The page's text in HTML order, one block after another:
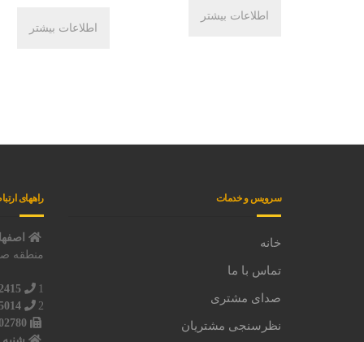
اطلاعات بیشتر
اطلاعات بیشتر
سرویس و خدمات
خانه
تماس با ما
صدای مشتری
نظرسنجی مشتریان
راههای
منطقه
1
2